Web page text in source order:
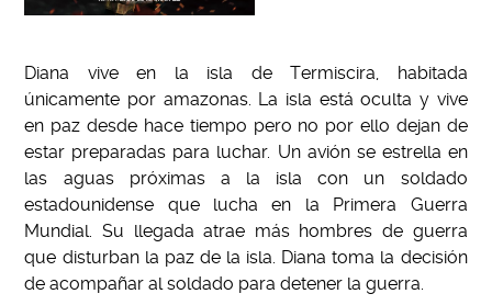
Diana vive en la isla de Termiscira, habitada
únicamente por amazonas. La isla está oculta y vive
en paz desde hace tiempo pero no por ello dejan de
estar preparadas para luchar. Un avión se estrella en
las aguas próximas a la isla con un soldado
estadounidense que lucha en la Primera Guerra
Mundial. Su llegada atrae más hombres de guerra
que disturban la paz de la isla. Diana toma la decisión
de acompañar al soldado para detener la guerra.